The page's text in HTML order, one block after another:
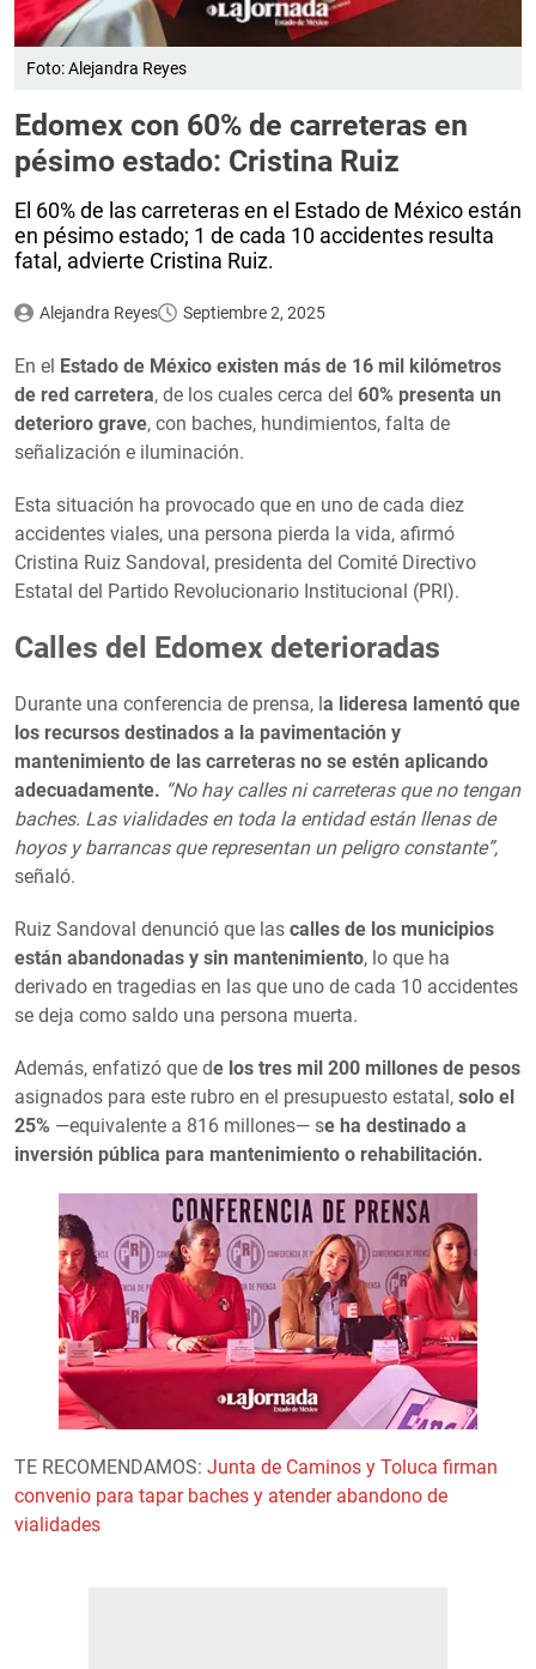
Foto: Alejandra Reyes
Edomex con 60% de carreteras en
pésimo estado: Cristina Ruiz
El 60% de las carreteras en el Estado de México están
en pésimo estado; 1 de cada 10 accidentes resulta
fatal, advierte Cristina Ruiz.
Alejandra Reyes Septiembre 2, 2025
En el Estado de México existen más de 16 mil kilómetros
de red carretera, de los cuales cerca del 60% presenta un
deterioro grave, con baches, hundimientos, falta de
señalización e iluminación.
Esta situación ha provocado que en uno de cada diez
accidentes viales, una persona pierda la vida, afirmó
Cristina Ruiz Sandoval, presidenta del Comité Directivo
Estatal del Partido Revolucionario Institucional (PRI).
Calles del Edomex deterioradas
Durante una conferencia de prensa, la lideresa lamentó que
los recursos destinados a la pavimentación y
mantenimiento de las carreteras no se estén aplicando
adecuadamente. “No hay calles ni carreteras que no tengan
baches. Las vialidades en toda la entidad están llenas de
hoyos y barrancas que representan un peligro constante”,
señaló.
Ruiz Sandoval denunció que las calles de los municipios
están abandonadas y sin mantenimiento, lo que ha
derivado en tragedias en las que uno de cada 10 accidentes
se deja como saldo una persona muerta.
Además, enfatizó que de los tres mil 200 millones de pesos
asignados para este rubro en el presupuesto estatal, solo el
25% —equivalente a 816 millones— se ha destinado a
inversión pública para mantenimiento o rehabilitación.
TE RECOMENDAMOS: Junta de Caminos y Toluca firman
convenio para tapar baches y atender abandono de
vialidades